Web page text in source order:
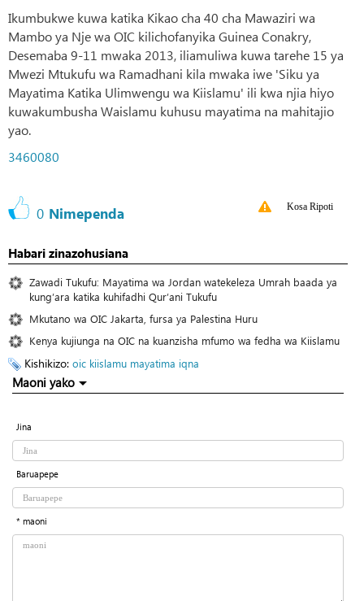
Ikumbukwe kuwa katika Kikao cha 40 cha Mawaziri wa
Mambo ya Nje wa OIC kilichofanyika Guinea Conakry,
Desemaba 9-11 mwaka 2013, iliamuliwa kuwa tarehe 15 ya
Mwezi Mtukufu wa Ramadhani kila mwaka iwe 'Siku ya
Mayatima Katika Ulimwengu wa Kiislamu' ili kwa njia hiyo
kuwakumbusha Waislamu kuhusu mayatima na mahitajio
yao.
3460080
0 Nimependa Kosa Ripoti
Habari zinazohusiana
Zawadi Tukufu: Mayatima wa Jordan watekeleza Umrah baada ya
kung’ara katika kuhifadhi Qur’ani Tukufu
Mkutano wa OIC Jakarta, fursa ya Palestina Huru
Kenya kujiunga na OIC na kuanzisha mfumo wa fedha wa Kiislamu
Kishikizo: oic kiislamu mayatima iqna
Maoni yako
Jina
Baruapepe
* maoni